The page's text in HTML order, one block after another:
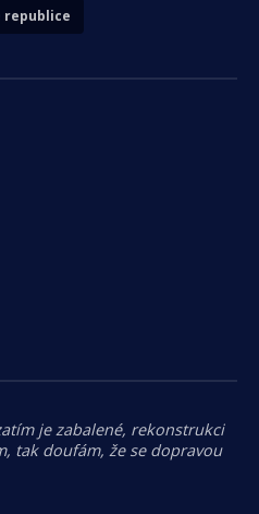
republice
je zabalené, rekonstrukci
tak doufám, že se dopravou